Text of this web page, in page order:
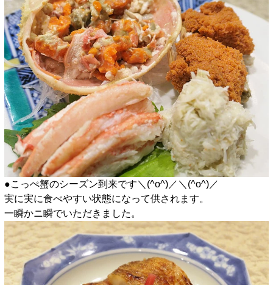
●こっぺ蟹のシーズン到来です＼(^o^)／＼(^o^)／
実に実に食べやすい状態になって供されます。
一瞬かニ瞬でいただきました。